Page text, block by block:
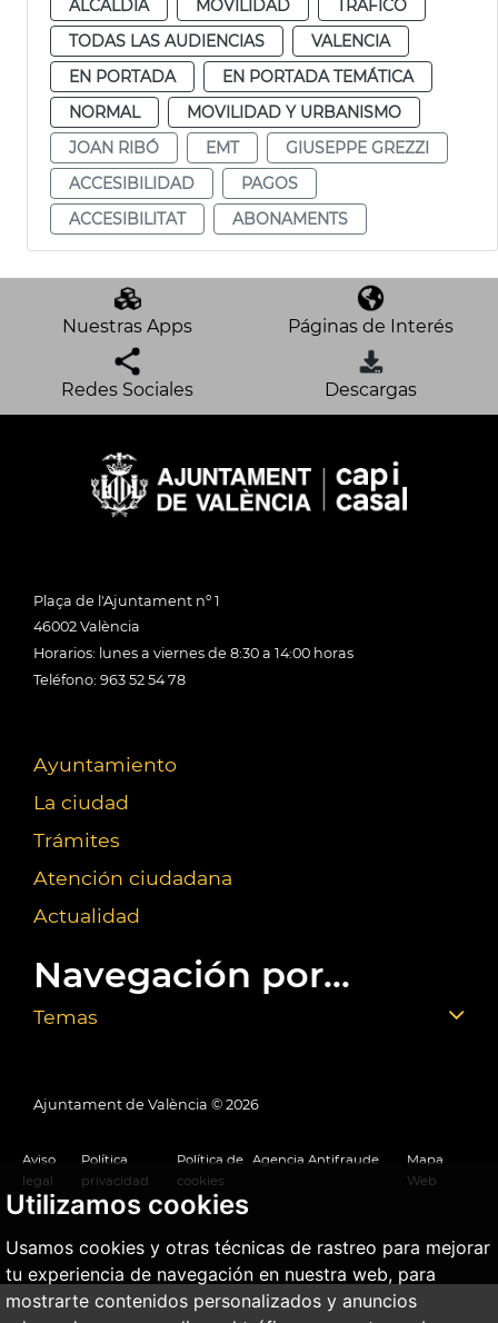
Utilizamos cookies
Usamos cookies y otras técnicas de rastreo para mejorar
tu experiencia de navegación en nuestra web, para
mostrarte contenidos personalizados y anuncios
ALCALDÍA MOVILIDAD
TRÁFICO
TODAS LAS AUDIENCIAS
VALENCIA
EN PORTADA
EN PORTADA TEMÁTICA
NORMAL
MOVILIDAD Y URBANISMO
JOAN RIBÓ
EMT
GIUSEPPE GREZZI
ACCESIBILIDAD
PAGOS
ACCESIBILITAT
ABONAMENTS
Nuestras Apps Páginas de Interés
Redes Sociales Descargas
Plaça de l'Ajuntament nº 1
46002 València
Horarios: lunes a viernes de 8:30 a 14:00 horas
Teléfono: 963 52 54 78
Ayuntamiento
La ciudad
Trámites
Atención ciudadana
Actualidad
Navegación por...
Temas
Ajuntament de València © 2026
Aviso
legal
Política
privacidad
Política de
cookies
Agencia Antifraude
Mapa
Web